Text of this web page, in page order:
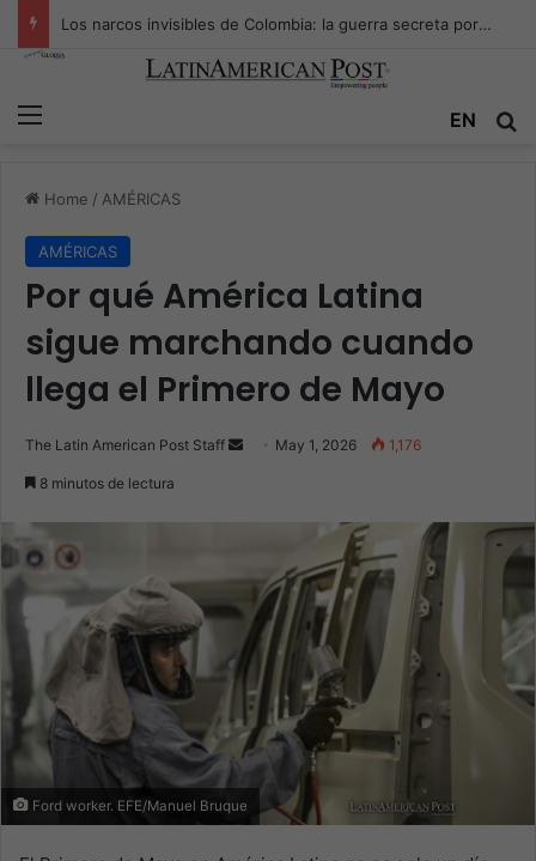
Los narcos invisibles de Colombia: la guerra secreta por la verdad, el poder y la nueva economía de la droga
Menu EN
Home / AMÉRICAS
AMÉRICAS
Por qué América Latina
sigue marchando cuando
llega el Primero de Mayo
The Latin American Post Staff
Send May 1, 2026 1,176
8 minutos de lectura
Ford worker. EFE/Manuel Bruque